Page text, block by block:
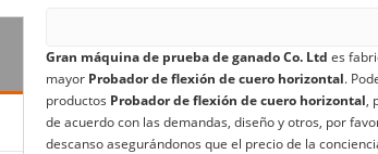
Gran máquina de prueba de ganado Co. Ltd es
mayor Probador de flexión de cuero horizontal.
productos Probador de flexión de cuero horizontal,
de acuerdo con las demandas, diseño y otros, por
descanso asegurándonos que el precio de la